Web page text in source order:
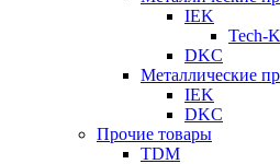
IEK
Tech-
DKC
Металлические
IEK
DKC
Прочие товары
TDM